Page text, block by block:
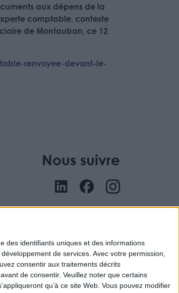
des identifiants uniques et des informations
de services. Avec votre permission,
consentir aux traitements décrits
de consentir. Veuillez noter que certains
qu’à ce site Web. Vous pouvez modifier
aux dépens de la
comptable, conteste
de Montauban, ce 12
renvoyee-devant-le-
Nous suivre